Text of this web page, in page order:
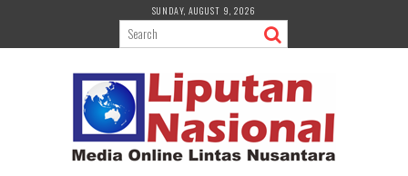
i
SUNDAY, AUGUST 9, 2026